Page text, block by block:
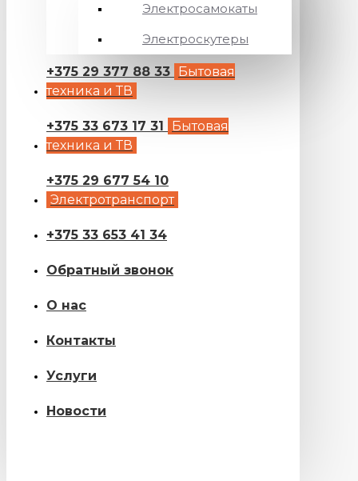
Электросамокаты
Электроскутеры
+375 29 377 88 33 Бытовая
техника и ТВ
+375 33 673 17 31
Бытовая
техника и ТВ
+375 29 677 54 10
Электротранспорт
+375 33 653 41 34
Обратный звонок
О нас
Контакты
Услуги
Новости